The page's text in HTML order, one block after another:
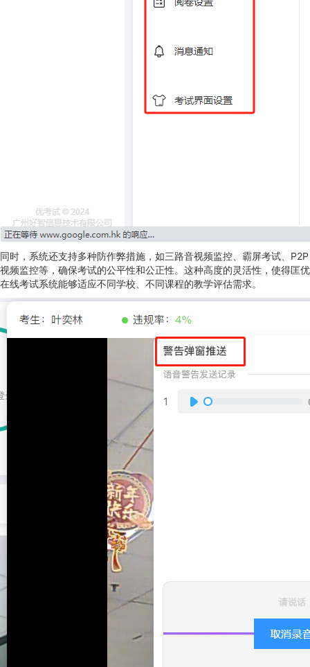
同时，系统还支持多种防作弊措施，如三路音视频监控、霸屏考试、P2P
视频监控等，确保考试的公平性和公正性。这种高度的灵活性，使得匡优
在线考试系统能够适应不同学校、不同课程的教学评估需求。